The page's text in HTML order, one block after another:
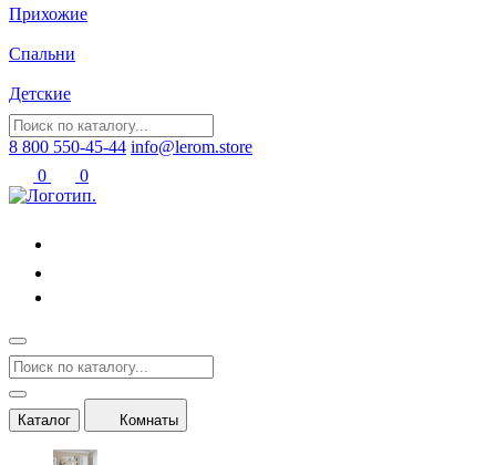
Прихожие
Спальни
Детские
8 800 550-45-44 info@lerom.store
0
0
Каталог Комнаты